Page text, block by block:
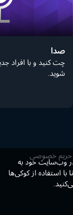
صدا
چت کنید و با افراد
شوید.
خصوصی
در وب‌سایت خود به
با استفاده از کوکی‌ها